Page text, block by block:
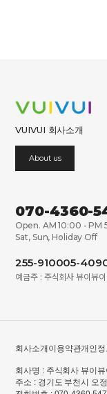
VUIVUI 회사소개
About us
070-4360-
Open. AM 10:00 - PM
Sat, Sun, Holiday Off
255-910005-
예금주 : 주식회사 뷰이뷰이
회사소개이용약관개인
회사명 : 주식회사 뷰이뷰
주소 : 경기도 부천시 오